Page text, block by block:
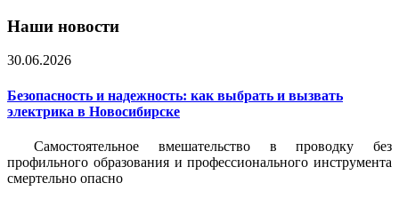
Наши новости
30.06.2026
Безопасность и надежность: как выбрать и вызвать
электрика в Новосибирске
Самостоятельное вмешательство в проводку без
профильного образования и профессионального инструмента
смертельно опасно